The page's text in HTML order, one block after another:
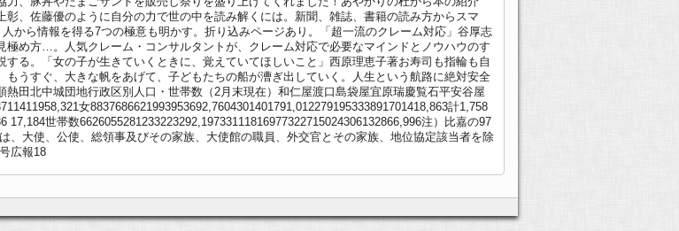
彰、佐藤優のように自分の力で世の中を読み解くには。新聞、雑誌、書籍の読み方からスマ
から情報を得る7つの極意も明かす。折り込みページあり。「超一流のクレーム対応」谷厚志
め方…。人気クレーム・コンサルタントが、クレーム対応で必要なマインドとノウハウのす
る。「女の子が生きていくときに、覚えていてほしいこと」西原理恵子著お寿司も指輪も自
うすぐ、大きな帆をあげて、子どもたちの船が漕ぎ出していく。人生という航路に絶対安全
田北中城団地行政区別人口・世帯数（2月末現在）和仁屋渡口島袋屋宜原瑞慶覧石平安谷屋
女8837686621993953692,7604301401791,012279195333891701418,863計1,758
17,184世帯数6626055281233223292,19733111816977322715024306132866,996注）比嘉の97
、大使、公使、総領事及びその家族、大使館の職員、外交官とその家族、地位協定該当者を除
広報18